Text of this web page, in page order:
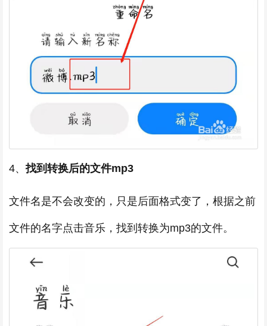
4、找到转换后的文件mp3
文件名是不会改变的，只是后面格式变了，根据之前
文件的名字点击音乐，找到转换为mp3的文件。